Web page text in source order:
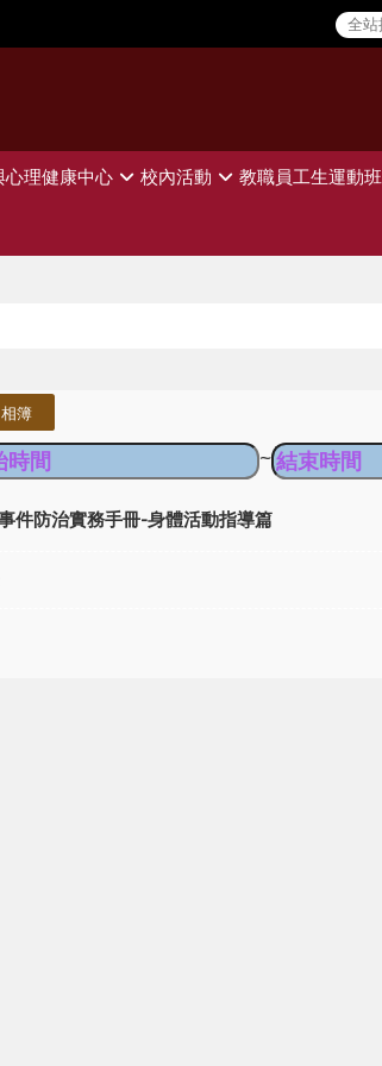
心理健康中心 校內活動 教職員工生運動班
相簿
~
件防治實務手冊-身體活動指導篇